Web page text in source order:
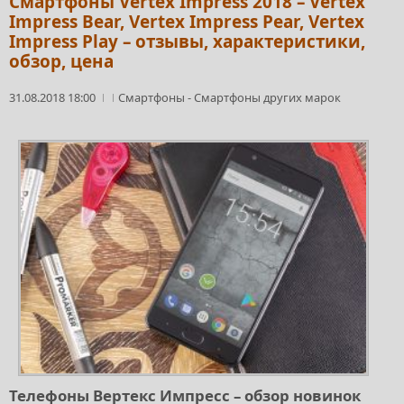
Impress Bear, Vertex Impress Pear, Vertex
Impress Play – отзывы, характеристики,
обзор, цена
31.08.2018 18:00 Смартфоны -Смартфоны других марок
Телефоны Вертекс Импресс – обзор новинок